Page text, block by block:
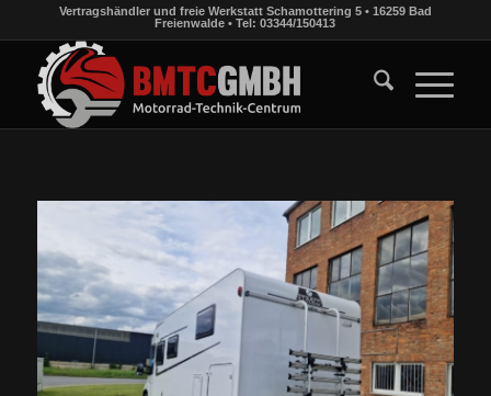
Vertragshändler und freie Werkstatt Schamottering 5 • 16259 Bad
Freienwalde • Tel: 03344/150413